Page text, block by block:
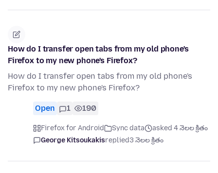
How do I transfer open tabs from my old phone's
Firefox to my new phone's Firefox?
How do I transfer open tabs from my old phone's
Firefox to my new phone's Firefox?
Open 1 190
Firefox for Android Sync data
asked 4 నెలల క్రితం
George Kitsoukakisreplied3 నెలల క్రితం